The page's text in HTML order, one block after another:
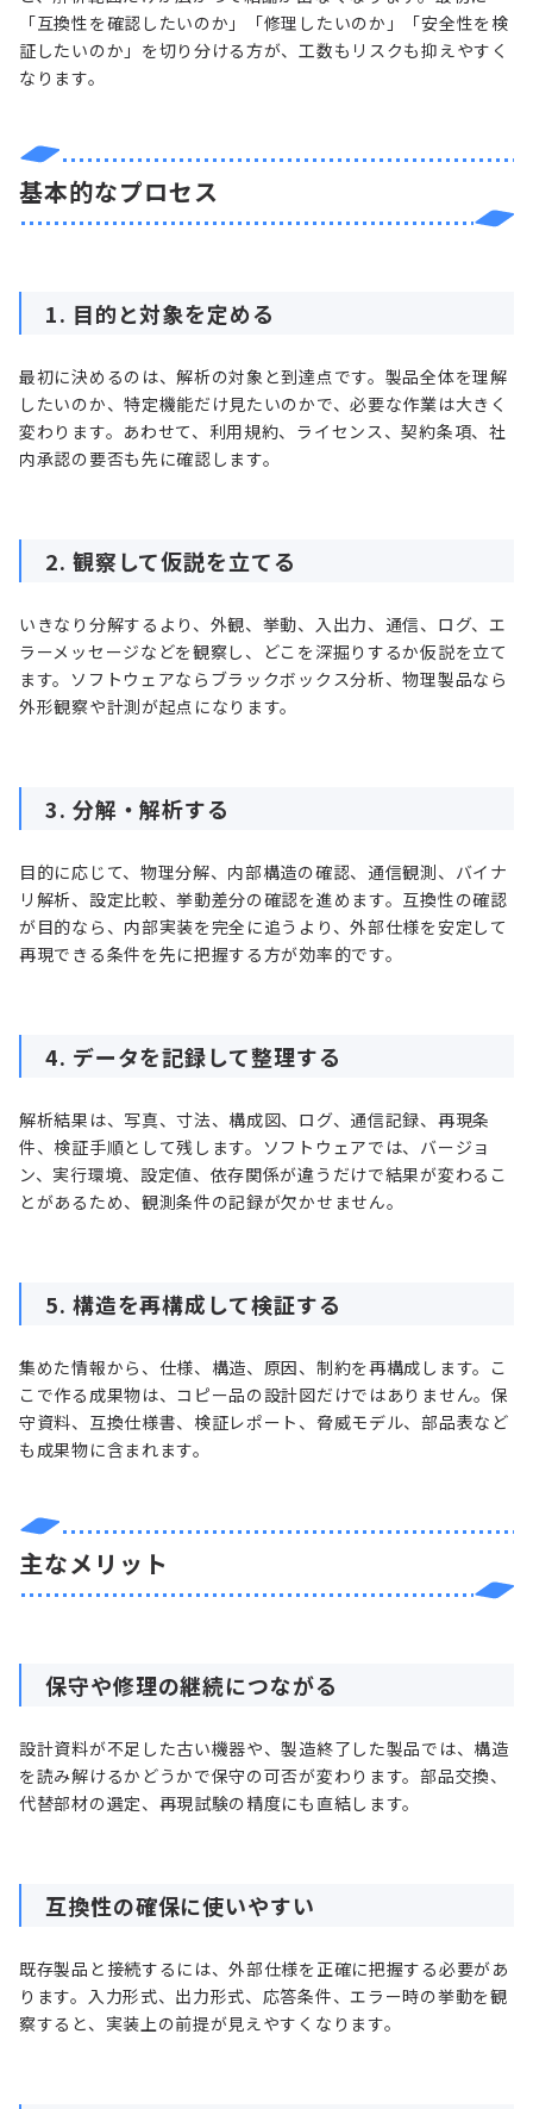
「互換性を確認したいのか」「修理したいのか」「安全性を検
証したいのか」を切り分ける方が、工数もリスクも抑えやすく
なります。
基本的なプロセス
1. 目的と対象を定める
最初に決めるのは、解析の対象と到達点です。製品全体を理解
したいのか、特定機能だけ見たいのかで、必要な作業は大きく
変わります。あわせて、利用規約、ライセンス、契約条項、社
内承認の要否も先に確認します。
2. 観察して仮説を立てる
いきなり分解するより、外観、挙動、入出力、通信、ログ、エ
ラーメッセージなどを観察し、どこを深掘りするか仮説を立て
ます。ソフトウェアならブラックボックス分析、物理製品なら
外形観察や計測が起点になります。
3. 分解・解析する
目的に応じて、物理分解、内部構造の確認、通信観測、バイナ
リ解析、設定比較、挙動差分の確認を進めます。互換性の確認
が目的なら、内部実装を完全に追うより、外部仕様を安定して
再現できる条件を先に把握する方が効率的です。
4. データを記録して整理する
解析結果は、写真、寸法、構成図、ログ、通信記録、再現条
件、検証手順として残します。ソフトウェアでは、バージョ
ン、実行環境、設定値、依存関係が違うだけで結果が変わるこ
とがあるため、観測条件の記録が欠かせません。
5. 構造を再構成して検証する
集めた情報から、仕様、構造、原因、制約を再構成します。こ
こで作る成果物は、コピー品の設計図だけではありません。保
守資料、互換仕様書、検証レポート、脅威モデル、部品表など
も成果物に含まれます。
主なメリット
保守や修理の継続につながる
設計資料が不足した古い機器や、製造終了した製品では、構造
を読み解けるかどうかで保守の可否が変わります。部品交換、
代替部材の選定、再現試験の精度にも直結します。
互換性の確保に使いやすい
既存製品と接続するには、外部仕様を正確に把握する必要があ
ります。入力形式、出力形式、応答条件、エラー時の挙動を観
察すると、実装上の前提が見えやすくなります。